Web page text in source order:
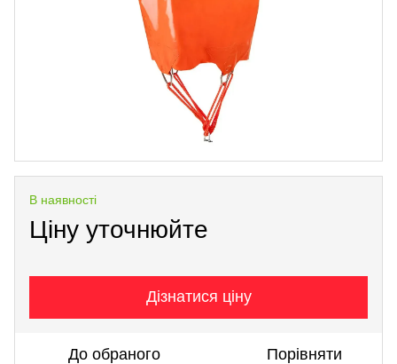
В наявності
Ціну уточнюйте
Дізнатися ціну
До обраного Порівняти